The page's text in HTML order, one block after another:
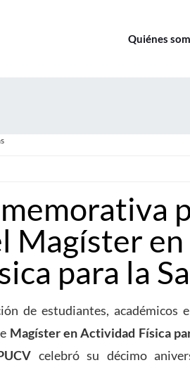
Quiénes
Magíster en
para la
de estudiantes, académicos
Magíster en Actividad Física
celebró su décimo